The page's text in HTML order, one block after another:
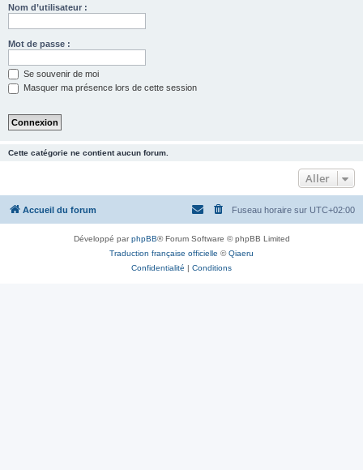
Nom d’utilisateur :
Mot de passe :
Se souvenir de moi
Masquer ma présence lors de cette session
Cette catégorie ne contient aucun forum.
Aller
Accueil du forum Fuseau horaire sur UTC+02:00
Développé parphpBB® Forum Software © phpBB Limited
Traduction française officielle ©Qiaeru
Confidentialité | Conditions